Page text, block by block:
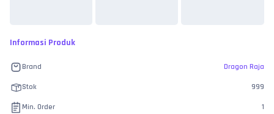
Informasi Produk
Brand Dragon Raja
Stok 999
Min. Order 1